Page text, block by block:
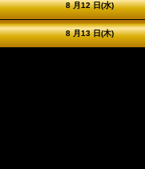
8 月12 日(水)
8 月13 日(木)